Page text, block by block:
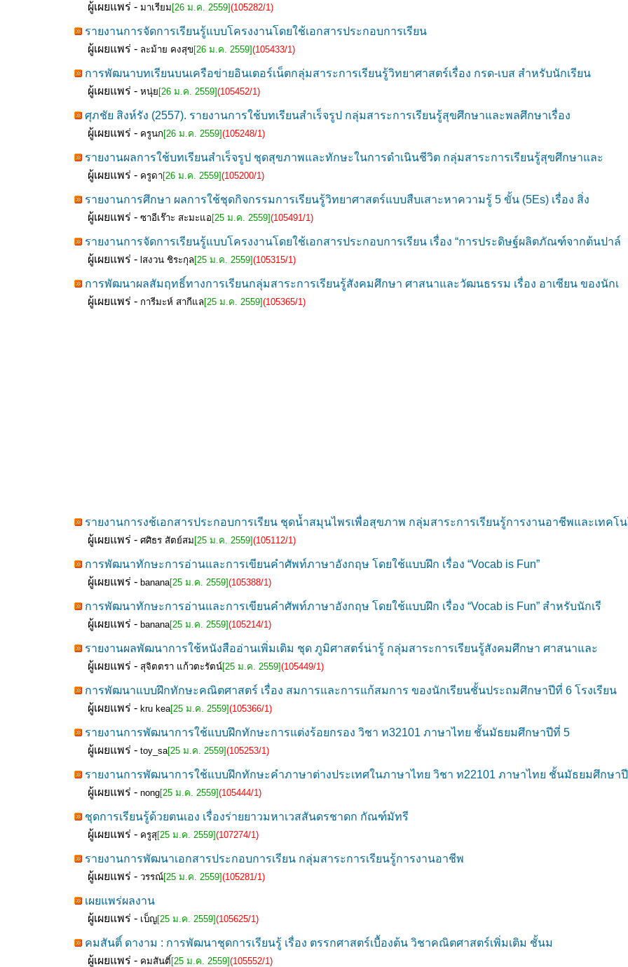
ผู้เผยแพร่ - มาเรียม [26 ม.ค. 2559](105282/1)
รายงานการจัดการเรียนรู้แบบโครงงานโดยใช้เอกสารประกอบการเรียน
ผู้เผยแพร่ - ละม้าย คงสุข [26 ม.ค. 2559](105433/1)
การพัฒนาบทเรียนบนเครือข่ายอินเตอร์เน็ตกลุ่มสาระการเรียนรู้วิทยาศาสตร์เรื่อง กรด-เบส สำหรับนักเรียน
ผู้เผยแพร่ - หนุ่ย [26 ม.ค. 2559](105452/1)
ศุภชัย สิงห์รัง (2557). รายงานการใช้บทเรียนสำเร็จรูป กลุ่มสาระการเรียนรู้สุขศึกษาและพลศึกษาเรื่อง
ผู้เผยแพร่ - ครูนก [26 ม.ค. 2559](105248/1)
รายงานผลการใช้บทเรียนสำเร็จรูป ชุดสุขภาพและทักษะในการดำเนินชีวิต กลุ่มสาระการเรียนรู้สุขศึกษาและ
ผู้เผยแพร่ - ครูดา[26 ม.ค. 2559](105200/1)
รายงานการศึกษา ผลการใช้ชุดกิจกรรมการเรียนรู้วิทยาศาสตร์แบบสืบเสาะหาความรู้ 5 ขั้น (5Es) เรื่อง สิ่ง
ผู้เผยแพร่ - ซาอีเร๊าะ สะมะแอ [25 ม.ค. 2559](105491/1)
รายงานการจัดการเรียนรู้แบบโครงงานโดยใช้เอกสารประกอบการเรียน เรื่อง “การประดิษฐ์ผลิตภัณฑ์จากต้นปาล์
ผู้เผยแพร่ - lสงวน ชิระกุล [25 ม.ค. 2559](105315/1)
การพัฒนาผลสัมฤทธิ์ทางการเรียนกลุ่มสาระการเรียนรู้สังคมศึกษา ศาสนาและวัฒนธรรม เรื่อง อาเซียน ของนักเ
ผู้เผยแพร่ - การีมะห์ สากีแล [25 ม.ค. 2559](105365/1)
รายงานการงช้เอกสารประกอบการเรียน ชุดน้ำสมุนไพรเพื่อสุขภาพ กลุ่มสาระการเรียนรู้การงานอาชีพและเทคโ
ผู้เผยแพร่ - ศศิธร สัตย์สม [25 ม.ค. 2559](105112/1)
การพัฒนาทักษะการอ่านและการเขียนคำศัพท์ภาษาอังกฤษ โดยใช้แบบฝึก เรื่อง “Vocab is Fun”
ผู้เผยแพร่ - banana[25 ม.ค. 2559](105388/1)
การพัฒนาทักษะการอ่านและการเขียนคำศัพท์ภาษาอังกฤษ โดยใช้แบบฝึก เรื่อง “Vocab is Fun” สำหรับนักเรี
ผู้เผยแพร่ - banana[25 ม.ค. 2559](105214/1)
รายงานผลพัฒนาการใช้หนังสืออ่านเพิ่มเติม ชุด ภูมิศาสตร์น่ารู้ กลุ่มสาระการเรียนรู้สังคมศึกษา ศาสนาและ
ผู้เผยแพร่ - สุจิตตรา แก้วตะรัตน์[25 ม.ค. 2559](105449/1)
การพัฒนาแบบฝึกทักษะคณิตศาสตร์ เรื่อง สมการและการแก้สมการ ของนักเรียนชั้นประถมศึกษาปีที่ 6 โรงเรียน
ผู้เผยแพร่ - kru kea[25 ม.ค. 2559](105366/1)
รายงานการพัฒนาการใช้แบบฝึกทักษะการแต่งร้อยกรอง วิชา ท32101 ภาษาไทย ชั้นมัธยมศึกษาปีที่ 5
ผู้เผยแพร่ - toy_sa[25 ม.ค. 2559](105253/1)
รายงานการพัฒนาการใช้แบบฝึกทักษะคำภาษาต่างประเทศในภาษาไทย วิชา ท22101 ภาษาไทย ชั้นมัธยมศึกษา
ผู้เผยแพร่ - nong[25 ม.ค. 2559](105444/1)
ชุดการเรียนรู้ด้วยตนเอง เรื่องร่ายยาวมหาเวสสันดรชาดก กัณฑ์มัทรี
ผู้เผยแพร่ - ครูสุ[25 ม.ค. 2559](107274/1)
รายงานการพัฒนาเอกสารประกอบการเรียน กลุ่มสาระการเรียนรู้การงานอาชีพ
ผู้เผยแพร่ - วรรณ์[25 ม.ค. 2559](105281/1)
เผยแพร่ผลงาน
ผู้เผยแพร่ - เบ็ญ[25 ม.ค. 2559](105625/1)
คมสันติ์ ดางาม : การพัฒนาชุดการเรียนรู้ เรื่อง ตรรกศาสตร์เบื้องต้น วิชาคณิตศาสตร์เพิ่มเติม ชั้นม
ผู้เผยแพร่ - คมสันติ์ [25 ม.ค. 2559](105552/1)